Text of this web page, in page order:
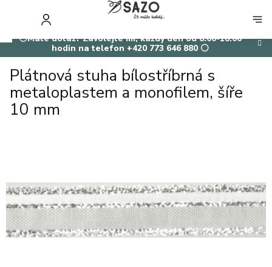
⚪Máte dotaz? Zavolejte mi, každý den od 8:00-18:00
hodin na telefon +420 773 646 880 ⚪
KOŠÍK
Plátnová stuha bílostříbrná s
metaloplastem a monofilem, šíře
10 mm